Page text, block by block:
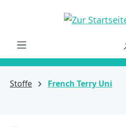
Stoffe French Terry Uni